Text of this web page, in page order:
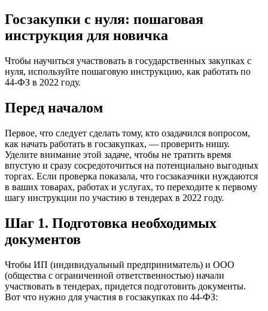
Госзакупки с нуля: пошаговая
инструкция для новичка
Чтобы научиться участвовать в государственных закупках с
нуля, используйте пошаговую инструкцию, как работать по
44-ФЗ в 2022 году.
Перед началом
Первое, что следует сделать тому, кто озадачился вопросом,
как начать работать в госзакупках, — проверить нишу.
Уделите внимание этой задаче, чтобы не тратить время
впустую и сразу сосредоточиться на потенциально выгодных
торгах. Если проверка показала, что госзаказчики нуждаются
в ваших товарах, работах и услугах, то переходите к первому
шагу инструкции по участию в тендерах в 2022 году.
Шаг 1. Подготовка необходимых
документов
Чтобы ИП (индивидуальный предприниматель) и ООО
(общества с ограниченной ответственностью) начали
участвовать в тендерах, придется подготовить документы.
Вот что нужно для участия в госзакупках по 44-ФЗ: